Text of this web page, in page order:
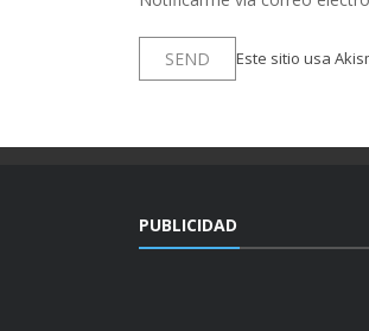
Este sitio usa
PUBLICIDAD